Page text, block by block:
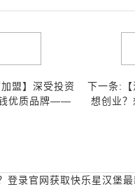
盟】深受投资
优质品牌——
下一条:【
想创业
登录官网获取快乐星汉堡